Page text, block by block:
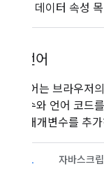
전체 데이터 속성
버튼 언어
버튼 언어는 브라우저
매개변수와 언어 코
매개변수를 추
HTML 자바스크